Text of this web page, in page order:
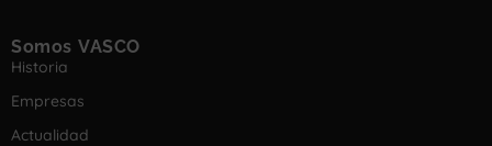
Somos VASCO
Historia
Empresas
Actualidad